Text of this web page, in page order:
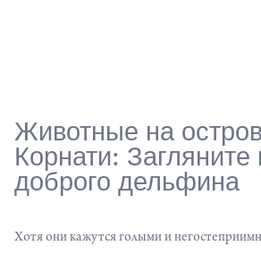
Животные на
Корнати: Загляните
доброго дельфина
Хотя они кажутся голыми и